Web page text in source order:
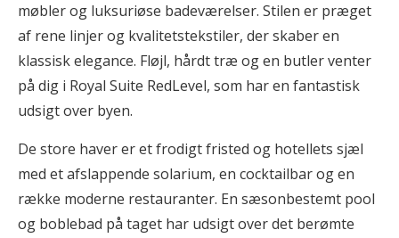
møbler og luksuriøse badeværelser. Stilen er præget
af rene linjer og kvalitetstekstiler, der skaber en
klassisk elegance. Fløjl, hårdt træ og en butler venter
på dig i Royal Suite RedLevel, som har en fantastisk
udsigt over byen.
De store haver er et frodigt fristed og hotellets sjæl
med et afslappende solarium, en cocktailbar og en
række moderne restauranter. En sæsonbestemt pool
og boblebad på taget har udsigt over det berømte